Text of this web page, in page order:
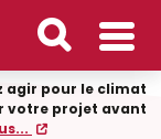
agir pour le climat
votre projet avant